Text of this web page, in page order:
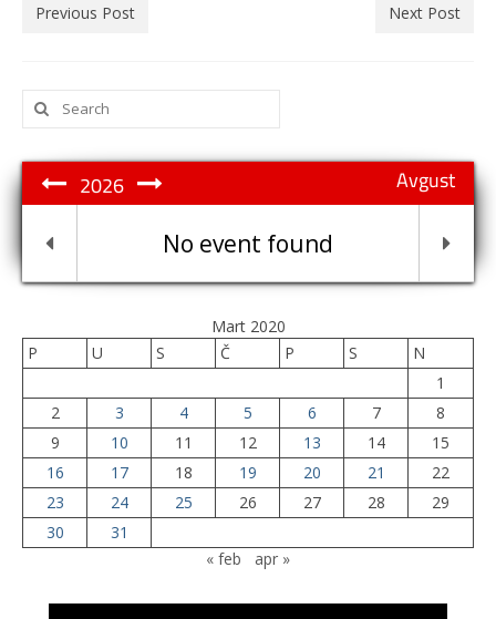
Previous Post
Next Post
Search
for:
Avgust
2026
No event found
Mart 2020
P
U S Č P S
N
1
2
3 4 5 6 7
8
9
10 11 12 13 14
15
16
17 18 19 20 21
22
23
24 25 26 27 28
29
30
31
« feb
apr »